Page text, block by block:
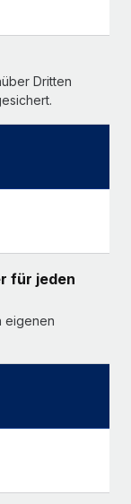
Dritten
für jeden
eigenen